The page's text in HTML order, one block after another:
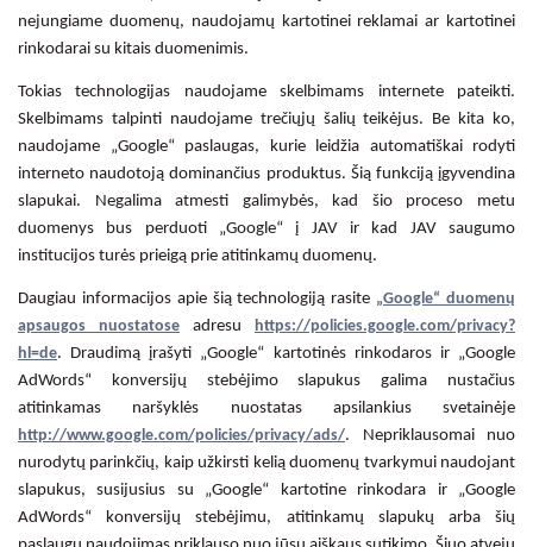
nejungiame duomenų, naudojamų kartotinei reklamai ar kartotinei
rinkodarai su kitais duomenimis.
Tokias technologijas naudojame skelbimams internete pateikti.
Skelbimams talpinti naudojame trečiųjų šalių teikėjus. Be kita ko,
naudojame „Google“ paslaugas, kurie leidžia automatiškai rodyti
interneto naudotoją dominančius produktus. Šią funkciją įgyvendina
slapukai. Negalima atmesti galimybės, kad šio proceso metu
duomenys bus perduoti „Google“ į JAV ir kad JAV saugumo
institucijos turės prieigą prie atitinkamų duomenų.
Daugiau informacijos apie šią technologiją rasite „Google“ duomenų
apsaugos nuostatose adresu https://policies.google.com/privacy?
hl=de. Draudimą įrašyti „Google“ kartotinės rinkodaros ir „Google
AdWords“ konversijų stebėjimo slapukus galima nustačius
atitinkamas naršyklės nuostatas apsilankius svetainėje
http://www.google.com/policies/privacy/ads/. Nepriklausomai nuo
nurodytų parinkčių, kaip užkirsti kelią duomenų tvarkymui naudojant
slapukus, susijusius su „Google“ kartotine rinkodara ir „Google
AdWords“ konversijų stebėjimu, atitinkamų slapukų arba šių